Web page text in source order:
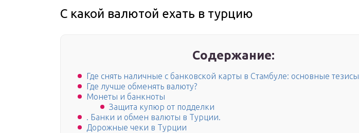
С какой валютой ехать в турцию
Содержание:
Где снять наличные с банковской карты в Стамбуле: основные тезисы
Где лучше обменять валюту?
Монеты и банкноты
Защита купюр от подделки
. Банки и обмен валюты в Турции.
Дорожные чеки в Турции